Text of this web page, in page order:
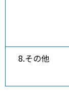
8.その他